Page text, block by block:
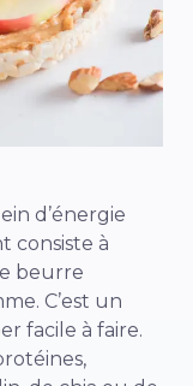
d’énergie
consiste à
beurre
C’est un
facile à faire.